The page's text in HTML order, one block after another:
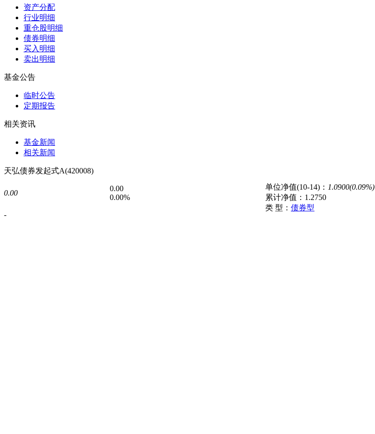
资产分配
行业明细
重仓股明细
债券明细
买入明细
卖出明细
基金公告
临时公告
定期报告
相关资讯
基金新闻
相关新闻
天弘债券发起式A(420008)
0.00
0.00
0.00%
-
单位净值(10-14)： 1.0900(0.09%)
累计净值： 1.2750
类 型： 债券型